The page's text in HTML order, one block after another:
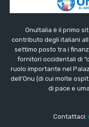
OnuItalia è il primo
contributo degli italiani
settimo posto tra i
fornitori occidentali di
ruolo importante nel
dell’Onu (di cui molte
di pace e
Contattaci: